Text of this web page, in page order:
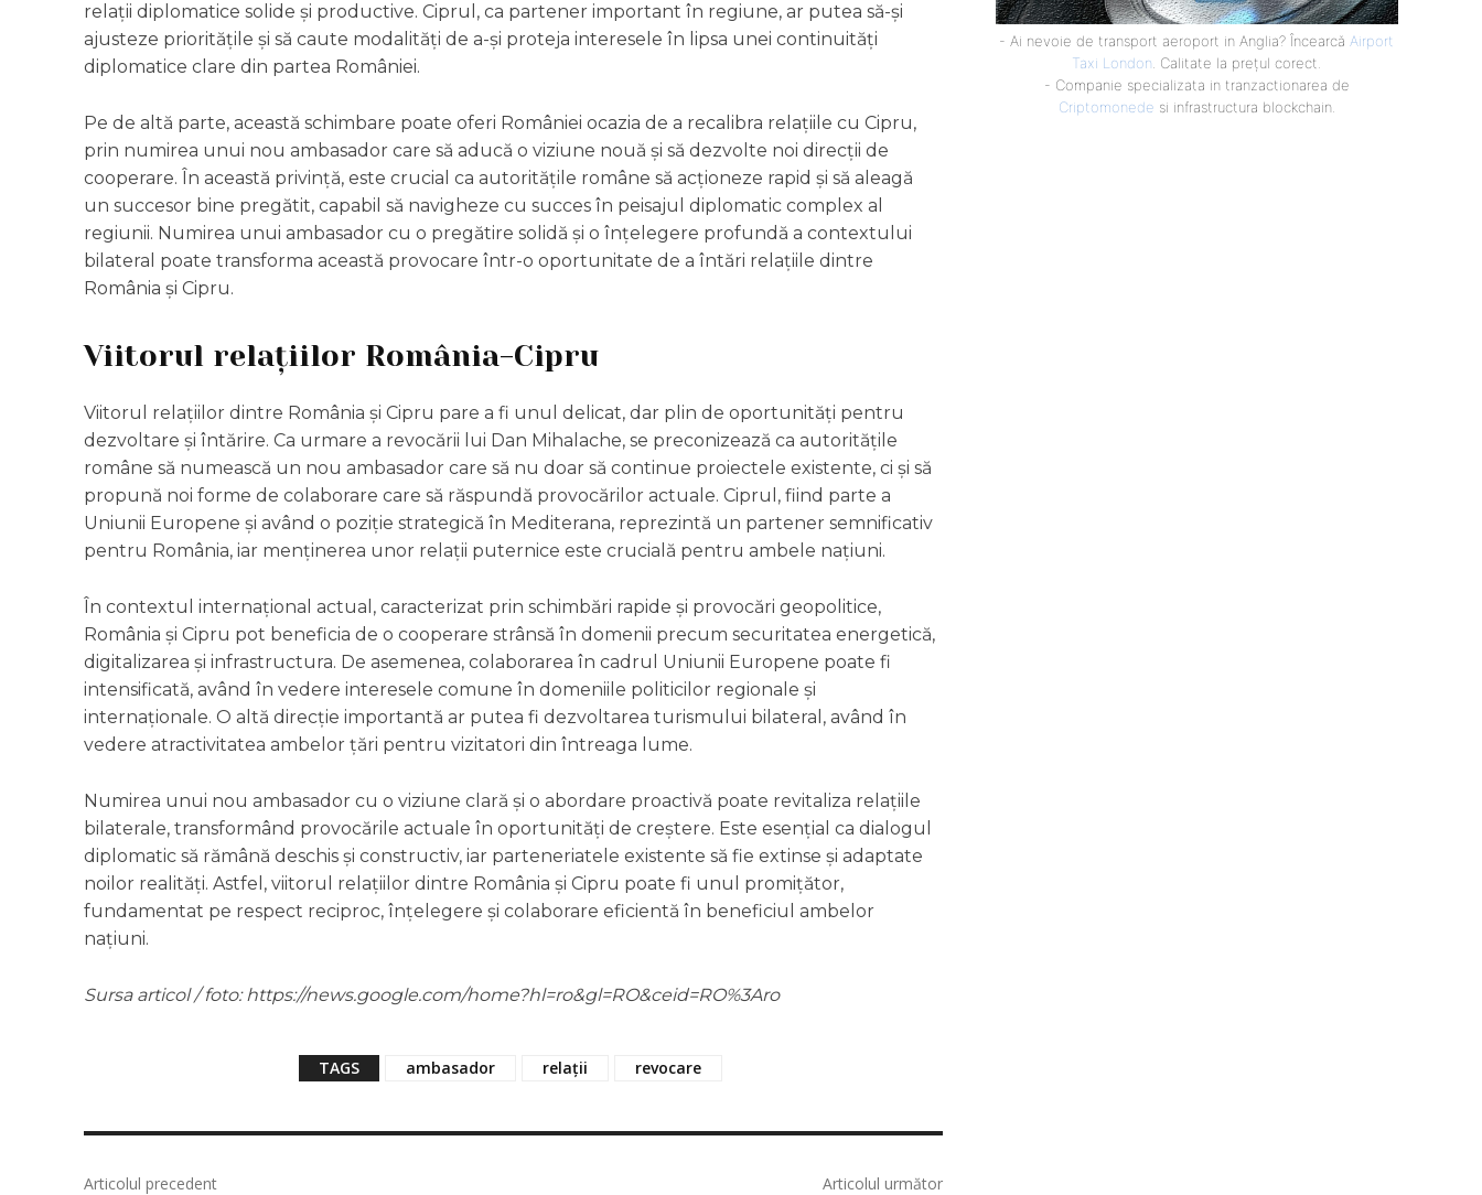
relații diplomatice solide și productive. Ciprul, ca partener important în regiune, ar putea să-și
ajusteze prioritățile și să caute modalități de a-și proteja interesele în lipsa unei continuități
diplomatice clare din partea României.
Pe de altă parte, această schimbare poate oferi României ocazia de a recalibra relațiile cu Cipru,
prin numirea unui nou ambasador care să aducă o viziune nouă și să dezvolte noi direcții de
cooperare. În această privință, este crucial ca autoritățile române să acționeze rapid și să aleagă
un succesor bine pregătit, capabil să navigheze cu succes în peisajul diplomatic complex al
regiunii. Numirea unui ambasador cu o pregătire solidă și o înțelegere profundă a contextului
bilateral poate transforma această provocare într-o oportunitate de a întări relațiile dintre
România și Cipru.
Viitorul relațiilor România-Cipru
Viitorul relațiilor dintre România și Cipru pare a fi unul delicat, dar plin de oportunități pentru
dezvoltare și întărire. Ca urmare a revocării lui Dan Mihalache, se preconizează ca autoritățile
române să numească un nou ambasador care să nu doar să continue proiectele existente, ci și să
propună noi forme de colaborare care să răspundă provocărilor actuale. Ciprul, fiind parte a
Uniunii Europene și având o poziție strategică în Mediterana, reprezintă un partener semnificativ
pentru România, iar menținerea unor relații puternice este crucială pentru ambele națiuni.
În contextul internațional actual, caracterizat prin schimbări rapide și provocări geopolitice,
România și Cipru pot beneficia de o cooperare strânsă în domenii precum securitatea energetică,
digitalizarea și infrastructura. De asemenea, colaborarea în cadrul Uniunii Europene poate fi
intensificată, având în vedere interesele comune în domeniile politicilor regionale și
internaționale. O altă direcție importantă ar putea fi dezvoltarea turismului bilateral, având în
vedere atractivitatea ambelor țări pentru vizitatori din întreaga lume.
Numirea unui nou ambasador cu o viziune clară și o abordare proactivă poate revitaliza relațiile
bilaterale, transformând provocările actuale în oportunități de creștere. Este esențial ca dialogul
diplomatic să rămână deschis și constructiv, iar parteneriatele existente să fie extinse și adaptate
noilor realități. Astfel, viitorul relațiilor dintre România și Cipru poate fi unul promițător,
fundamentat pe respect reciproc, înțelegere și colaborare eficientă în beneficiul ambelor
națiuni.
Sursa articol / foto: https://news.google.com/home?hl=ro&gl=RO&ceid=RO%3Aro
TAGS ambasador relații revocare
Articolul precedent Articolul următor
- Ai nevoie de transport aeroport in Anglia? ÎncearcăAirport
Taxi London. Calitate la prețul corect.
- Companie specializata in tranzactionarea de
Criptomonede si infrastructura blockchain.